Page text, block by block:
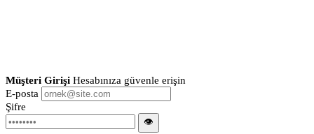
Müşteri Girişi Hesabınıza güvenle erişin
E-posta
Şifre
👁